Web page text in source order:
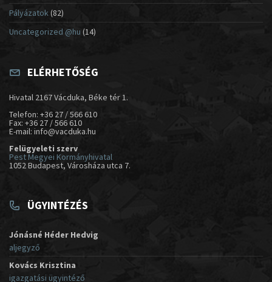
Pályázatok (82)
Uncategorized @hu (14)
ELÉRHETŐSÉG
Hivatal 2167 Vácduka, Béke tér 1.
Telefon: +36 27 / 566 610
Fax: +36 27 / 566 610
E-mail: info@vacduka.hu
Felügyeleti szerv
Pest Megyei Kormányhivatal
1052 Budapest, Városháza utca 7.
ÜGYINTÉZÉS
Jónásné Héder Hedvig
aljegyző
Kovács Krisztina
igazgatási ügyintéző